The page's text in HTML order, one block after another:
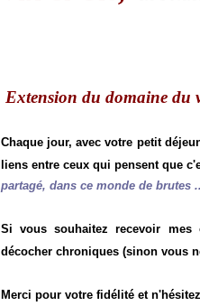
Extension du domaine du
Chaque jour, avec votre petit
liens entre ceux qui pensent que
partagé, dans ce monde de brutes
Si vous souhaitez recevoir
décocher chroniques (sinon vous
Merci pour votre fidélité et